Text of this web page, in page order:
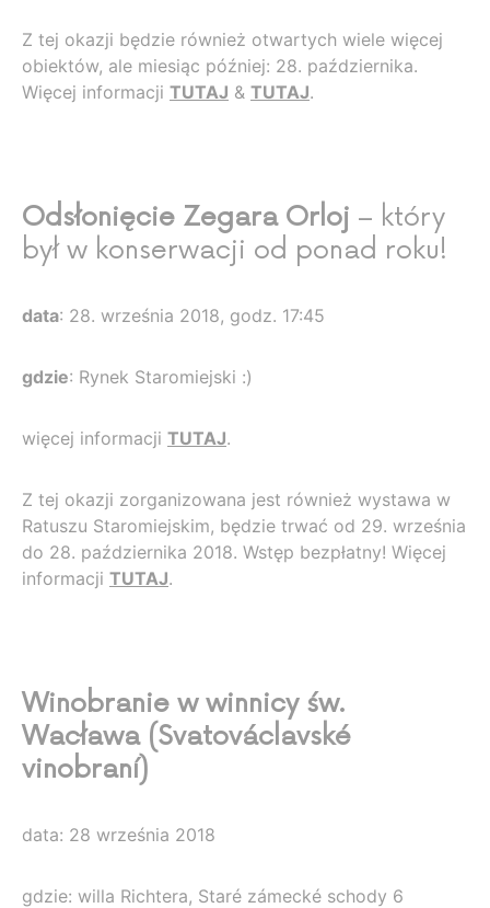
Z tej okazji będzie również otwartych wiele więcej
obiektów, ale miesiąc później: 28. października.
Więcej informacji TUTAJ & TUTAJ.
Odsłonięcie Zegara Orloj – który
był w konserwacji od ponad roku!
data: 28. września 2018, godz. 17:45
gdzie: Rynek Staromiejski :)
więcej informacji TUTAJ.
Z tej okazji zorganizowana jest również wystawa w
Ratuszu Staromiejskim, będzie trwać od 29. września
do 28. października 2018. Wstęp bezpłatny! Więcej
informacji TUTAJ.
Winobranie w winnicy św.
Wacława (Svatováclavské
vinobraní)
data: 28 września 2018
gdzie: willa Richtera, Staré zámecké schody 6